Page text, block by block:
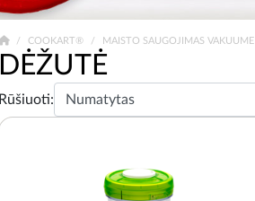
COOKART® MAISTO SAUGOJIMAS VAKUUME
DĖŽUTĖ
Rūšiuoti: